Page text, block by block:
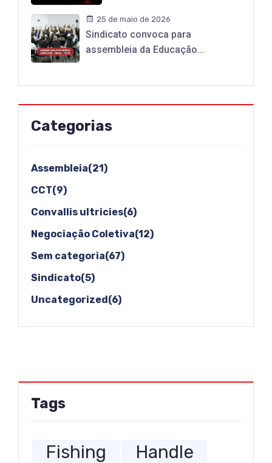
25 de maio de 2026
Sindicato convoca para
assembleia da Educação...
Categorias
Assembleia(21)
CCT(9)
Convallis ultricies(6)
Negociação Coletiva(12)
Sem categoria(67)
Sindicato(5)
Uncategorized(6)
Tags
Fishing
Handle